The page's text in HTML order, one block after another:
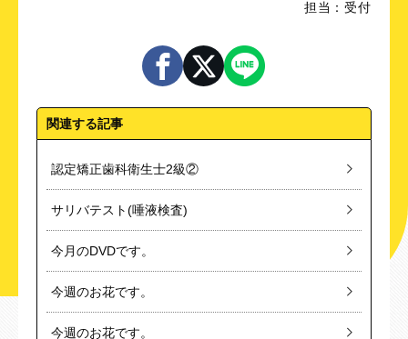
担当：受付
関連する記事
認定矯正歯科衛生士2級②
サリバテスト(唾液検査)
今月のDVDです。
今週のお花です。
今週のお花です。